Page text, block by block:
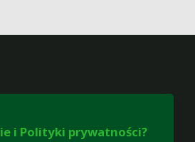
i Polityki prywatności?